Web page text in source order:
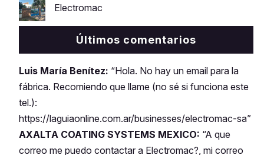
Electromac
Últimos comentarios
Luis María Benítez: “Hola. No hay un email para la
fábrica. Recomiendo que llame (no sé si funciona este
tel.):
https://laguiaonline.com.ar/businesses/electromac-sa”
AXALTA COATING SYSTEMS MEXICO: “A que
correo me puedo contactar a Electromac?, mi correo